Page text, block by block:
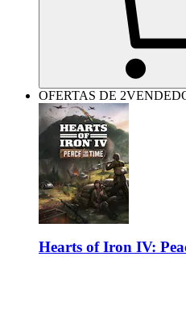
OFERTAS DE
Hearts of Iron IV: